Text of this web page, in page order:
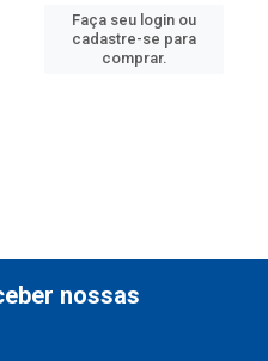
Faça seu login ou
cadastre-se para
comprar.
nossas